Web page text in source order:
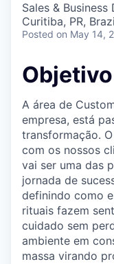
Sales &
Curitiba, PR,
Posted on May 14,
A área de
empresa, está
transformação.
com os nossos
vai ser uma das
jornada de
definindo como
rituais fazem
cuidado sem
ambiente em
massa virando